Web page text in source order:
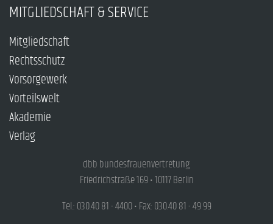
MITGLIEDSCHAFT & SERVICE
Mitgliedschaft
Rechtsschutz
Vorsorgewerk
Vorteilswelt
Akademie
Verlag
dbb bundesfrauenvertretung
Friedrichstraße 169 • 10117 Berlin
Tel.: 030.40 81 - 4400 • Fax: 030.40 81 - 49 99